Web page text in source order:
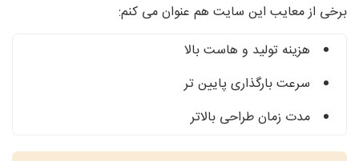
برخی از معایب این سایت هم عنوان می کنم:
هزینه تولید و هاست بالا
سرعت بارگذاری پایین تر
مدت زمان طراحی بالاتر